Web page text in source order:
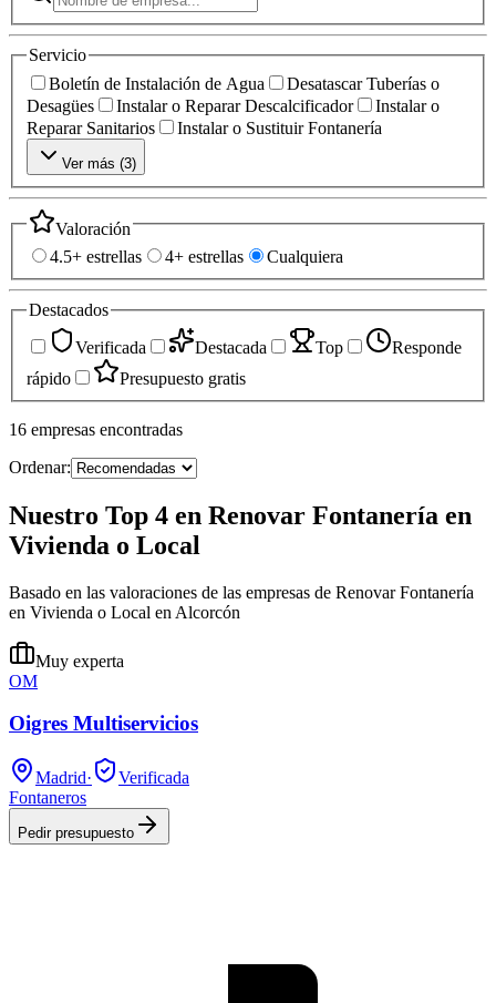
Servicio
Boletín de Instalación de Agua
Desatascar Tuberías o
Desagües
Instalar o Reparar Descalcificador
Instalar o
Reparar Sanitarios
Instalar o Sustituir Fontanería
Ver más (3)
Valoración
4.5+ estrellas
4+ estrellas Cualquiera
Destacados
Verificada
Destacada Top
Responde
rápido
Presupuesto gratis
16 empresas encontradas
Ordenar:
Nuestro Top 4 en Renovar Fontanería en
Vivienda o Local
Basado en las valoraciones de las empresas de Renovar Fontanería
en Vivienda o Local en Alcorcón
Muy experta
OM
Oigres Multiservicios
Madrid·
Verificada
Fontaneros
Pedir presupuesto